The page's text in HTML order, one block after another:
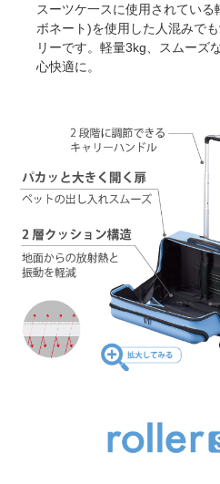
スーツケ一スに使用されてい
ボネート)を使用した人混みで
リーです。軽量3kg、スムーズ
心快適に。